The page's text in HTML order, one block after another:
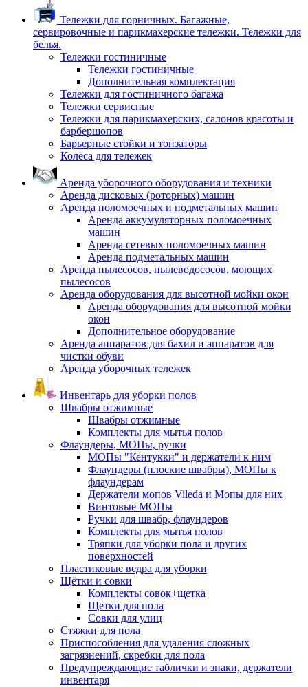
Тележки для горничных. Багажные,
сервировочные и парикмахерские тележки. Тележки для
белья.
Тележки гостиничные
Тележки гостиничные
Дополнительная комплектация
Тележки для гостиничного багажа
Тележки сервисные
Тележки для парикмахерских, салонов красоты и
барбершопов
Барьерные стойки и тонзаторы
Колёса для тележек
Аренда уборочного оборудования и техники
Аренда дисковых (роторных) машин
Аренда поломоечных и подметальных машин
Аренда аккумуляторных поломоечных
машин
Аренда сетевых поломоечных машин
Аренда подметальных машин
Аренда пылесосов, пылеводососов, моющих
пылесосов
Аренда оборудования для высотной мойки окон
Аренда оборудования для высотной мойки
окон
Дополнительное оборудование
Аренда аппаратов для бахил и аппаратов для
чистки обуви
Аренда уборочных тележек
Инвентарь для уборки полов
Швабры отжимные
Швабры отжимные
Комплекты для мытья полов
Флаундеры, МОПы, ручки
МОПы "Кентукки" и держатели к ним
Флаундеры (плоские швабры), МОПы к
флаундерам
Держатели мопов Vileda и Мопы для них
Винтовые МОПы
Ручки для швабр, флаундеров
Комплекты для мытья полов
Тряпки для уборки пола и других
поверхностей
Пластиковые ведра для уборки
Щётки и совки
Комплекты совок+щетка
Щетки для пола
Совки для улиц
Стяжки для пола
Приспособления для удаления сложных
загрязнений, скребки для пола
Предупреждающие таблички и знаки, держатели
инвентаря